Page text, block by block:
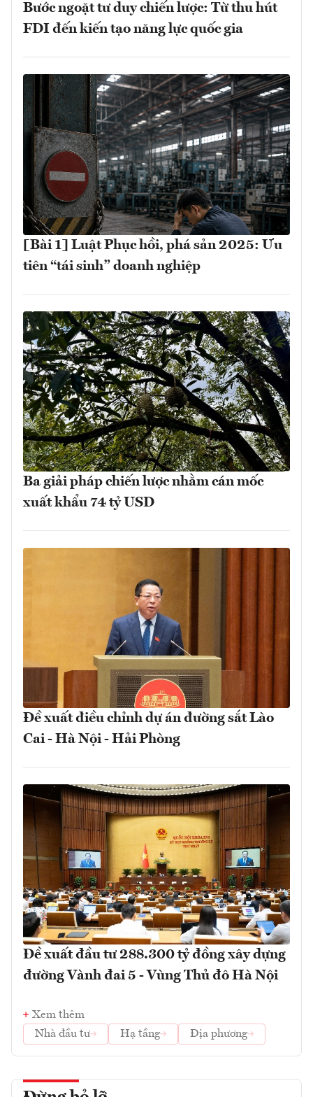
Bước ngoặt tư duy chiến lược: Từ thu hút
FDI đến kiến tạo năng lực quốc gia
[Bài 1] Luật Phục hồi, phá sản 2025: Ưu
tiên “tái sinh” doanh nghiệp
Ba giải pháp chiến lược nhằm cán mốc
xuất khẩu 74 tỷ USD
Đề xuất điều chỉnh dự án đường sắt Lào
Cai - Hà Nội - Hải Phòng
Đề xuất đầu tư 288.300 tỷ đồng xây dựng
đường Vành đai 5 - Vùng Thủ đô Hà Nội
Xem thêm
Nhà đầu tư
Hạ tầng Địa phương